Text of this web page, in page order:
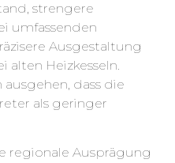
strengere
umfassenden
Ausgestaltung
alten Heizkesseln.
dass die
als geringer
regionale Ausprägung